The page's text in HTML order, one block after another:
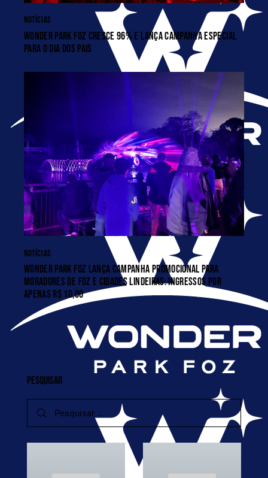
NOTÍCIAS
WONDER PARK FOZ CRESCE 96% E LANÇA CAMPANHA ESPECIAL
PARA O DIA DOS PAIS
NOTÍCIAS
WONDER PARK FOZ LANÇA CAMPANHA PROMOCIONAL PARA
MORADORES DE FOZ E CIDADES LINDEIRAS: INGRESSOS POR
APENAS R$ 10,00
PESQUISAR